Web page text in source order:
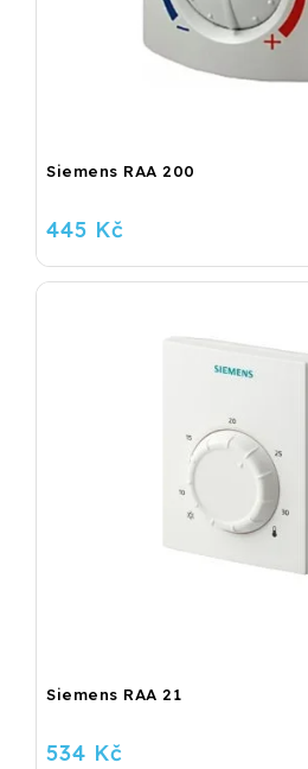
Siemens RAA 200
445 Kč
Siemens RAA 21
534 Kč